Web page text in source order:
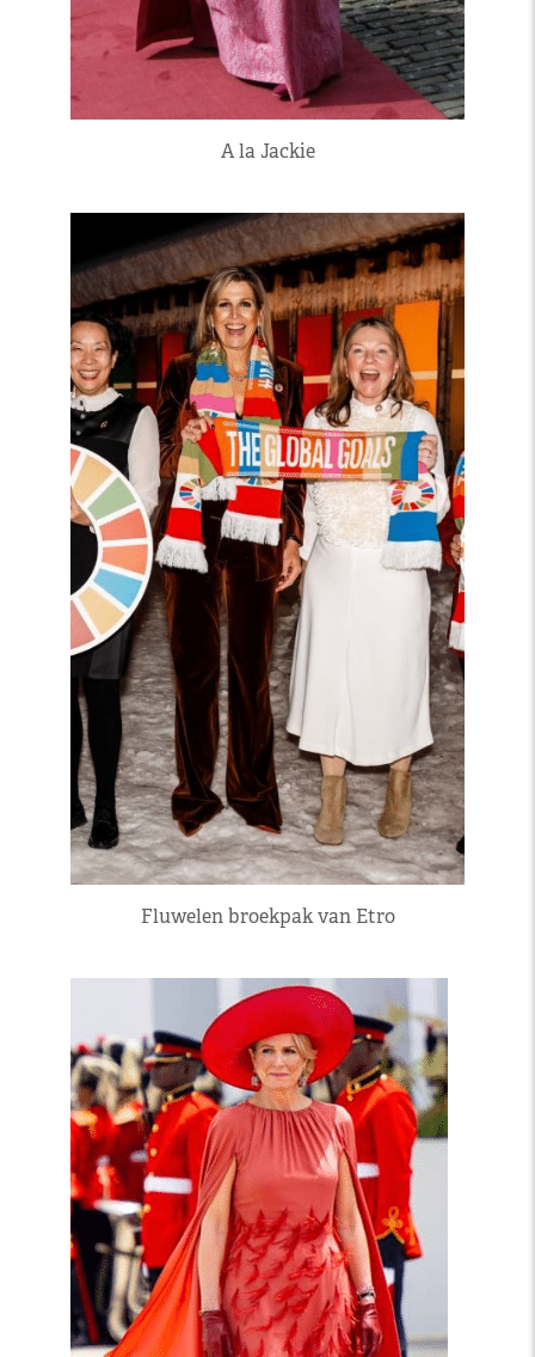
A la Jackie
Fluwelen broekpak van Etro